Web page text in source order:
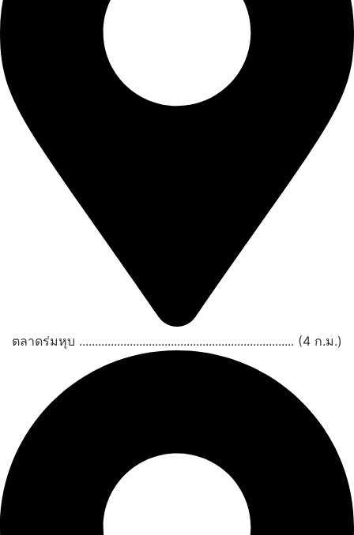
ตลาดร่มหุบ .................................................................... (4 ก.ม.)